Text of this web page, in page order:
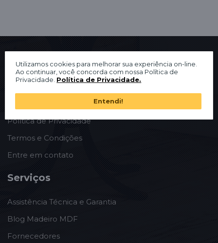
Utilizamos cookies para melhorar sua experiência on-line.
Ao continuar, você concorda com nossa Política de
Privacidade. Política de Privacidade.
Entendi!
Institucional
Política de Privacidade
Termos e Condições
Entre em contato
Serviços
Assistência Técnica e Garantia
Blog Madeiro MDF
Fornecedores